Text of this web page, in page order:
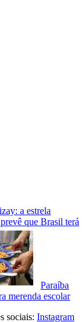
a estrela
que Brasil terá
Paraíba
merenda escolar
sociais: Instagram